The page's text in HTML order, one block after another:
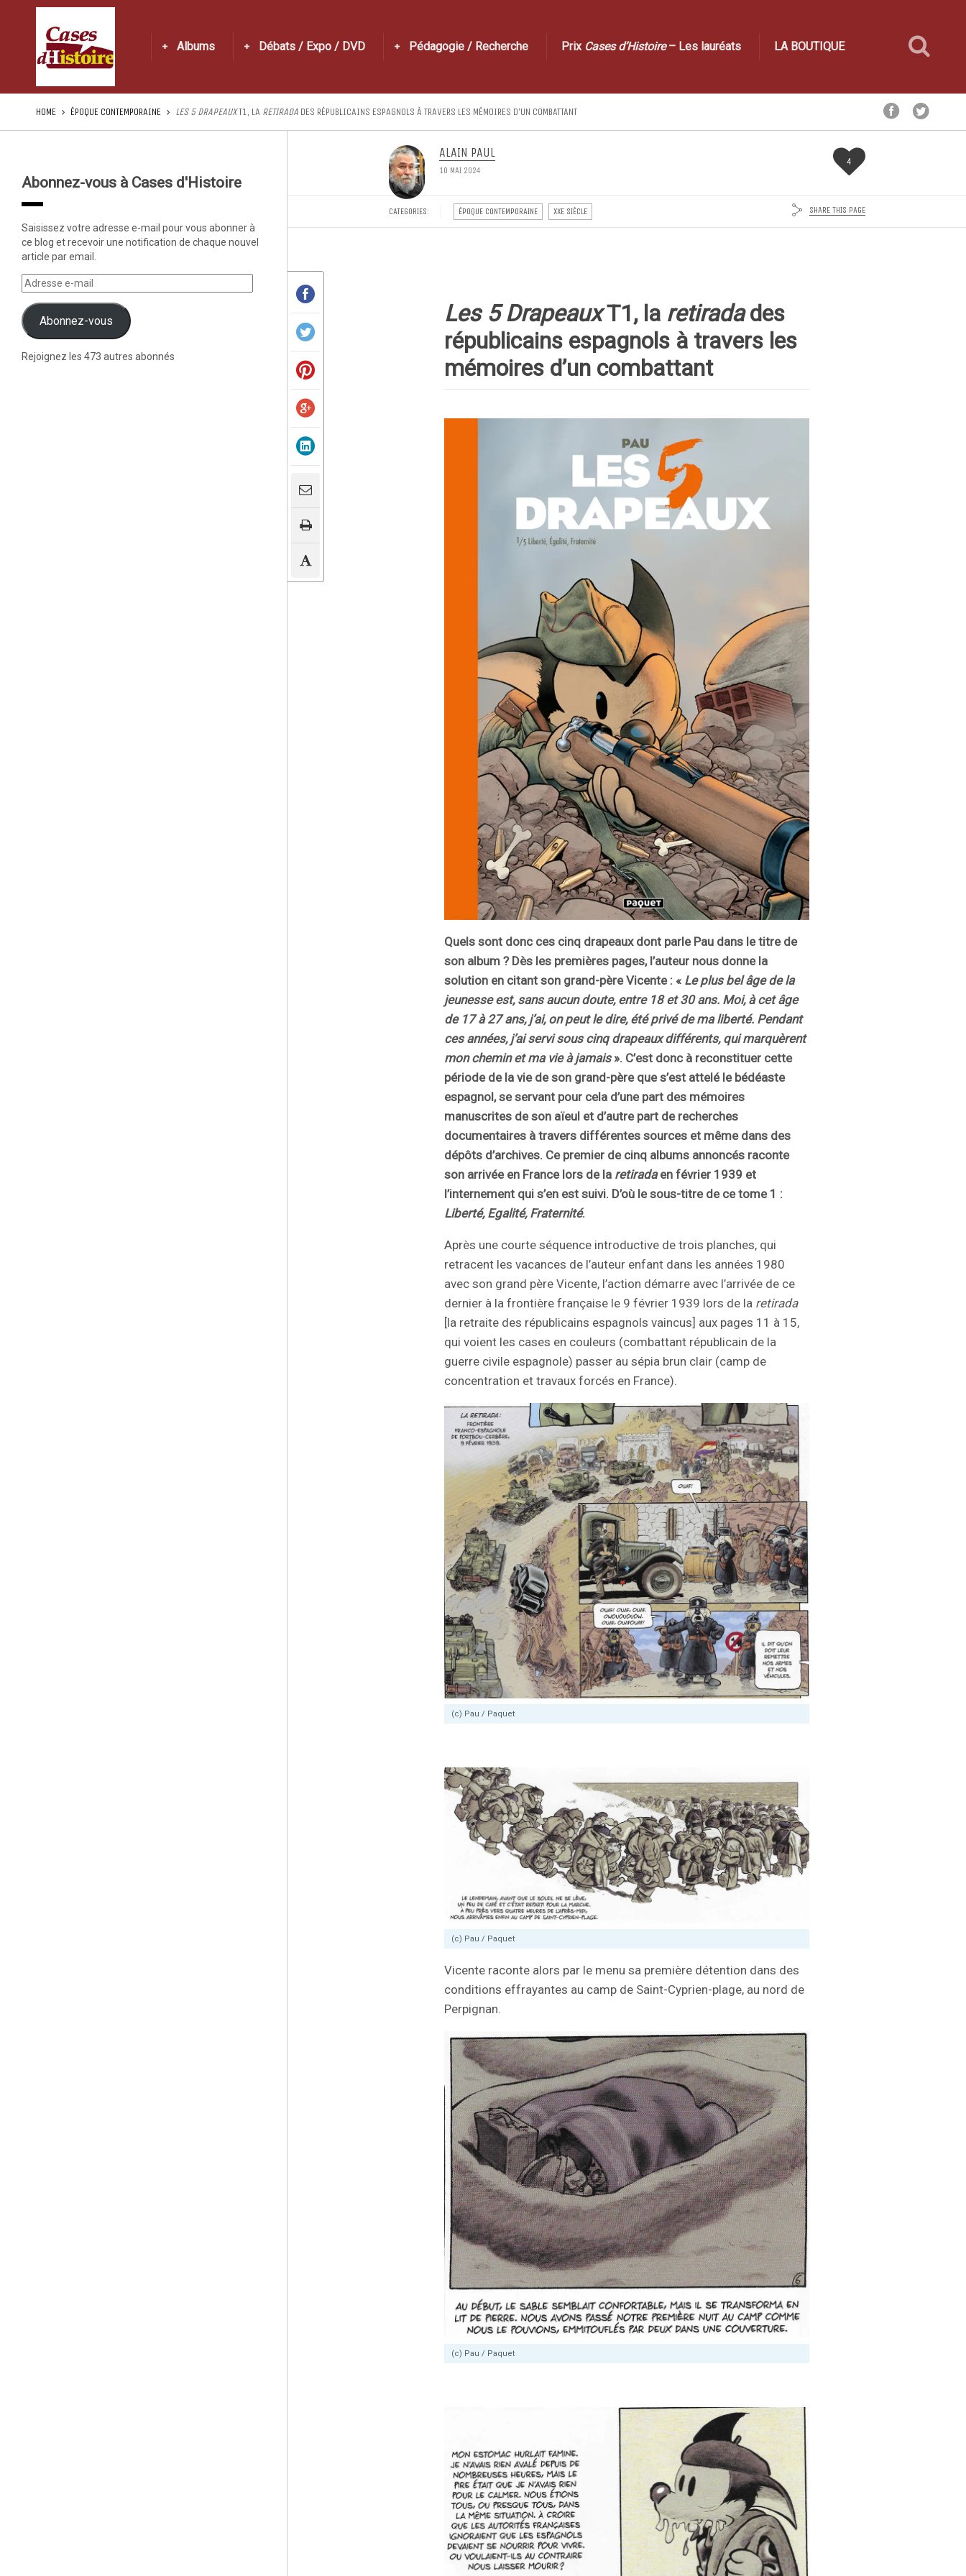
Albums Débats / Expo / DVD Pédagogie / Recherche Prix Cases d’Histoire– Les lauréats LA BOUTIQUE
HOME ÉPOQUE CONTEMPORAINE LES 5 DRAPEAUXT1, LA RETIRADA DES RÉPUBLICAINS ESPAGNOLS À TRAVERS LES MÉMOIRES D’UN COMBATTANT
Abonnez-vous à Cases d'Histoire
Saisissez votre adresse e-mail pour vous abonner à
ce blog et recevoir une notification de chaque nouvel
article par email.
Abonnez-vous
Rejoignez les 473 autres abonnés
ALAIN PAUL
10 MAI 2024
4
CATEGORIES: ÉPOQUE CONTEMPORAINE XXE SIÈCLE SHARE THIS PAGE
Les 5 DrapeauxT1, la retiradades
républicains espagnols à travers les
mémoires d’un combattant
Quels sont donc ces cinq drapeaux dont parle Pau dans le titre de
son album ? Dès les premières pages, l’auteur nous donne la
solution en citant son grand-père Vicente : « Le plus bel âge de la
jeunesse est, sans aucun doute, entre 18 et 30 ans. Moi, à cet âge
de 17 à 27 ans, j’ai, on peut le dire, été privé de ma liberté. Pendant
ces années, j’ai servi sous cinq drapeaux différents, qui marquèrent
mon chemin et ma vie à jamais». C’est donc à reconstituer cette
période de la vie de son grand-père que s’est attelé le bédéaste
espagnol, se servant pour cela d’une part des mémoires
manuscrites de son aïeul et d’autre part de recherches
documentaires à travers différentes sources et même dans des
dépôts d’archives. Ce premier de cinq albums annoncés raconte
son arrivée en France lors de la retiradaen février 1939 et
l’internement qui s’en est suivi. D’où le sous-titre de ce tome 1 :
Liberté, Egalité, Fraternité.
Après une courte séquence introductive de trois planches, qui
retracent les vacances de l’auteur enfant dans les années 1980
avec son grand père Vicente, l’action démarre avec l’arrivée de ce
dernier à la frontière française le 9 février 1939 lors de la retirada
[la retraite des républicains espagnols vaincus] aux pages 11 à 15,
qui voient les cases en couleurs (combattant républicain de la
guerre civile espagnole) passer au sépia brun clair (camp de
concentration et travaux forcés en France).
(c) Pau / Paquet
(c) Pau / Paquet
Vicente raconte alors par le menu sa première détention dans des
conditions effrayantes au camp de Saint-Cyprien-plage, au nord de
Perpignan.
(c) Pau / Paquet